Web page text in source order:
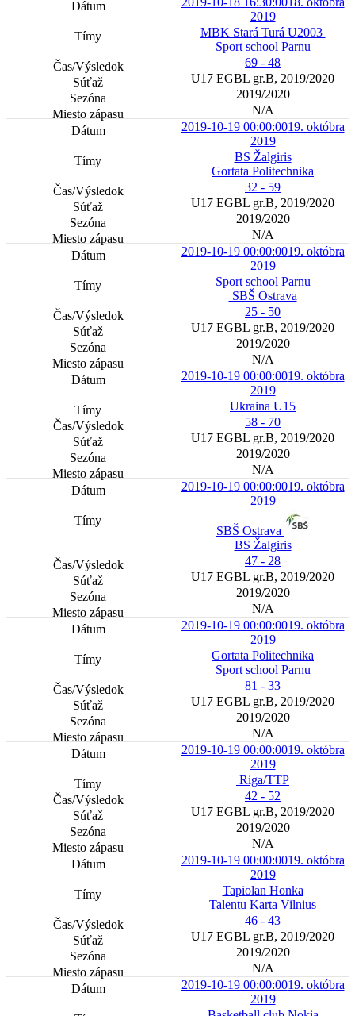
2019
MBK Stará Turá U2003
Sport school Parnu
69 - 48
U17 EGBL gr.B, 2019/2020
2019/2020
N/A
2019-10-19 00:00:0019. októbra
2019
BS Žalgiris
Gortata Politechnika
32 - 59
U17 EGBL gr.B, 2019/2020
2019/2020
N/A
2019-10-19 00:00:0019. októbra
2019
Sport school Parnu
SBŠ Ostrava
25 - 50
U17 EGBL gr.B, 2019/2020
2019/2020
N/A
2019-10-19 00:00:0019. októbra
2019
Ukraina U15
58 - 70
U17 EGBL gr.B, 2019/2020
2019/2020
N/A
2019-10-19 00:00:0019. októbra
2019
SBŠ Ostrava
BS Žalgiris
47 - 28
U17 EGBL gr.B, 2019/2020
2019/2020
N/A
2019-10-19 00:00:0019. októbra
2019
Gortata Politechnika
Sport school Parnu
81 - 33
U17 EGBL gr.B, 2019/2020
2019/2020
N/A
2019-10-19 00:00:0019. októbra
2019
Riga/TTP
42 - 52
U17 EGBL gr.B, 2019/2020
2019/2020
N/A
2019-10-19 00:00:0019. októbra
2019
Tapiolan Honka
Talentu Karta Vilnius
46 - 43
U17 EGBL gr.B, 2019/2020
2019/2020
N/A
2019-10-19 00:00:0019. októbra
2019